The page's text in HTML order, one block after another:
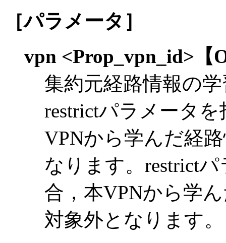
［パラメータ］
vpn <Prop_vpn_id>
集約元経路情報の
restrictパラメータ
VPNから学んだ経
なります。restrict
合，本VPNから学
対象外となります。